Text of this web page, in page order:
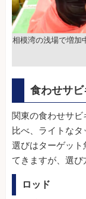
相模湾の浅場で増加
食わせサ
関東の食わせサ
比べ、ライトな
選びはターゲット
てきますが、選び
ロッド